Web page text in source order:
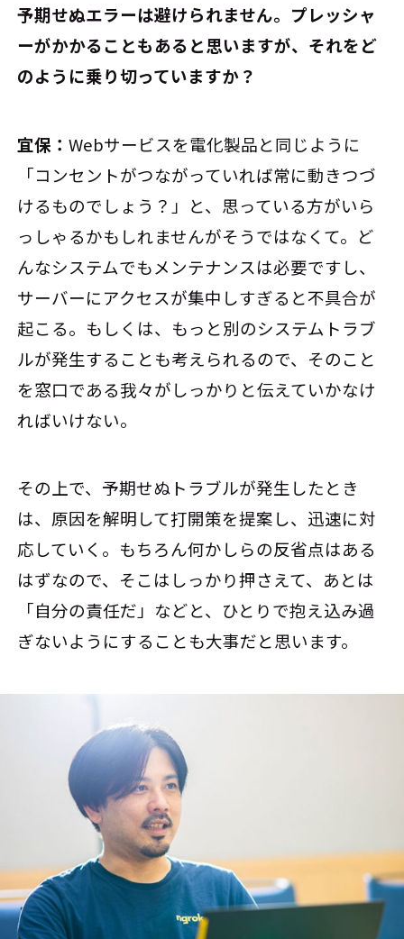
予期せぬエラーは避けられません。プレッシャ
ーがかかることもあると思いますが、それをど
のように乗り切っていますか？
宜保：Webサービスを電化製品と同じように
「コンセントがつながっていれば常に動きつづ
けるものでしょう？」と、思っている方がいら
っしゃるかもしれませんがそうではなくて。ど
んなシステムでもメンテナンスは必要ですし、
サーバーにアクセスが集中しすぎると不具合が
起こる。もしくは、もっと別のシステムトラブ
ルが発生することも考えられるので、そのこと
を窓口である我々がしっかりと伝えていかなけ
ればいけない。
その上で、予期せぬトラブルが発生したとき
は、原因を解明して打開策を提案し、迅速に対
応していく。もちろん何かしらの反省点はある
はずなので、そこはしっかり押さえて、あとは
「自分の責任だ」などと、ひとりで抱え込み過
ぎないようにすることも大事だと思います。